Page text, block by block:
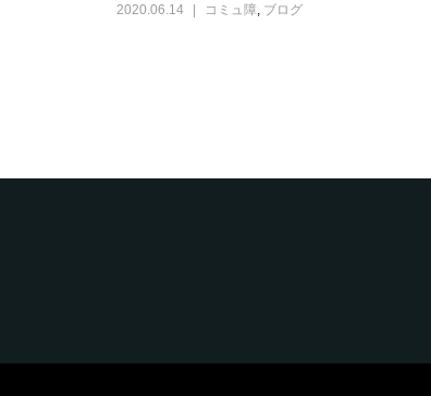
2020.06.14 コミュ障 ブログ